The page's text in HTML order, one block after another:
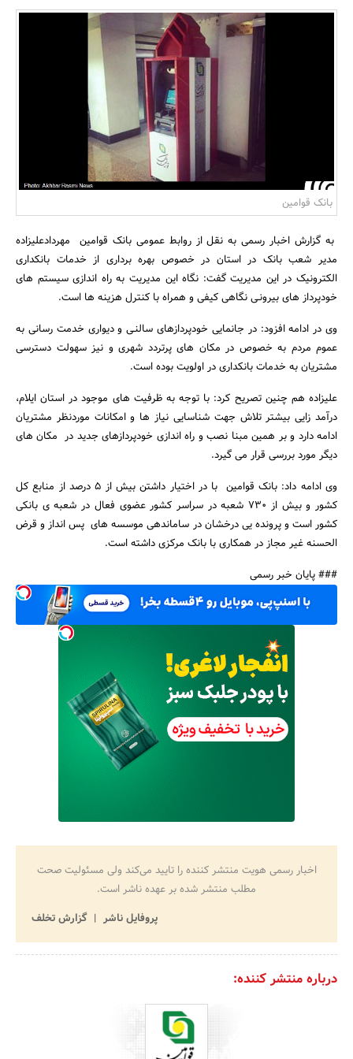
بانک، بیمه و سرمایه
مسکن و ساختمان
بانک قوامین
به گزارش اخبار رسمی به نقل از روابط عمومی بانک قوامین مهردادعلیزاده
مدیر شعب بانک در استان در خصوص بهره برداری از خدمات بانکداری
الکترونیک در این مدیریت گفت: نگاه این مدیریت به راه اندازی سیستم های
خودپرداز های بیرونـی نگاهی کیفی و همراه با کنترل هزینه ها است.
وی در ادامه افزود: در جانمایی خودپردازهای سالنـی و دیواری خدمت رسانی به
عموم مردم به خصوص در مکان های پرتردد شهری و نیز سهولت دسترسی
مشتریان به خدمات بانکداری در اولویت بوده است.
علیزاده هم چنین تصریح کرد: با توجه به ظرفیت های موجود در استان ایلام،
درآمد زایی بیشتر تلاش جهت شناسایی نیاز ها و امکانات موردنظر مشتریان
ادامه دارد و بر همین مبنا نصب و راه اندازی خودپردازهای جدید در مکان های
دیگر مورد بررسی قرار می گیرد.
وی ادامه داد: بانک قوامین با در اختیار داشتن بیش از 5 درصد از منابع کل
کشور و بیش از 730 شعبه در سراسر کشور عضوی فعال در شعبه ی بانکی
کشور است و پرونده یی درخشان در ساماندهی موسسه های پس انداز و قرض
الحسنه غیر مجاز در همکاری با بانک مرکزی داشته است.
### پایان خبر رسمی
اخبار رسمی هویت منتشر کننده را تایید می‌کند ولی مسئولیت صحت
مطلب منتشر شده بر عهده ناشر است.
پروفایل ناشر
گزارش تخلف
درباره منتشر کننده: